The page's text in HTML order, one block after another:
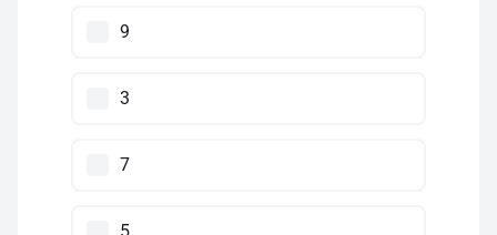
9
3
7